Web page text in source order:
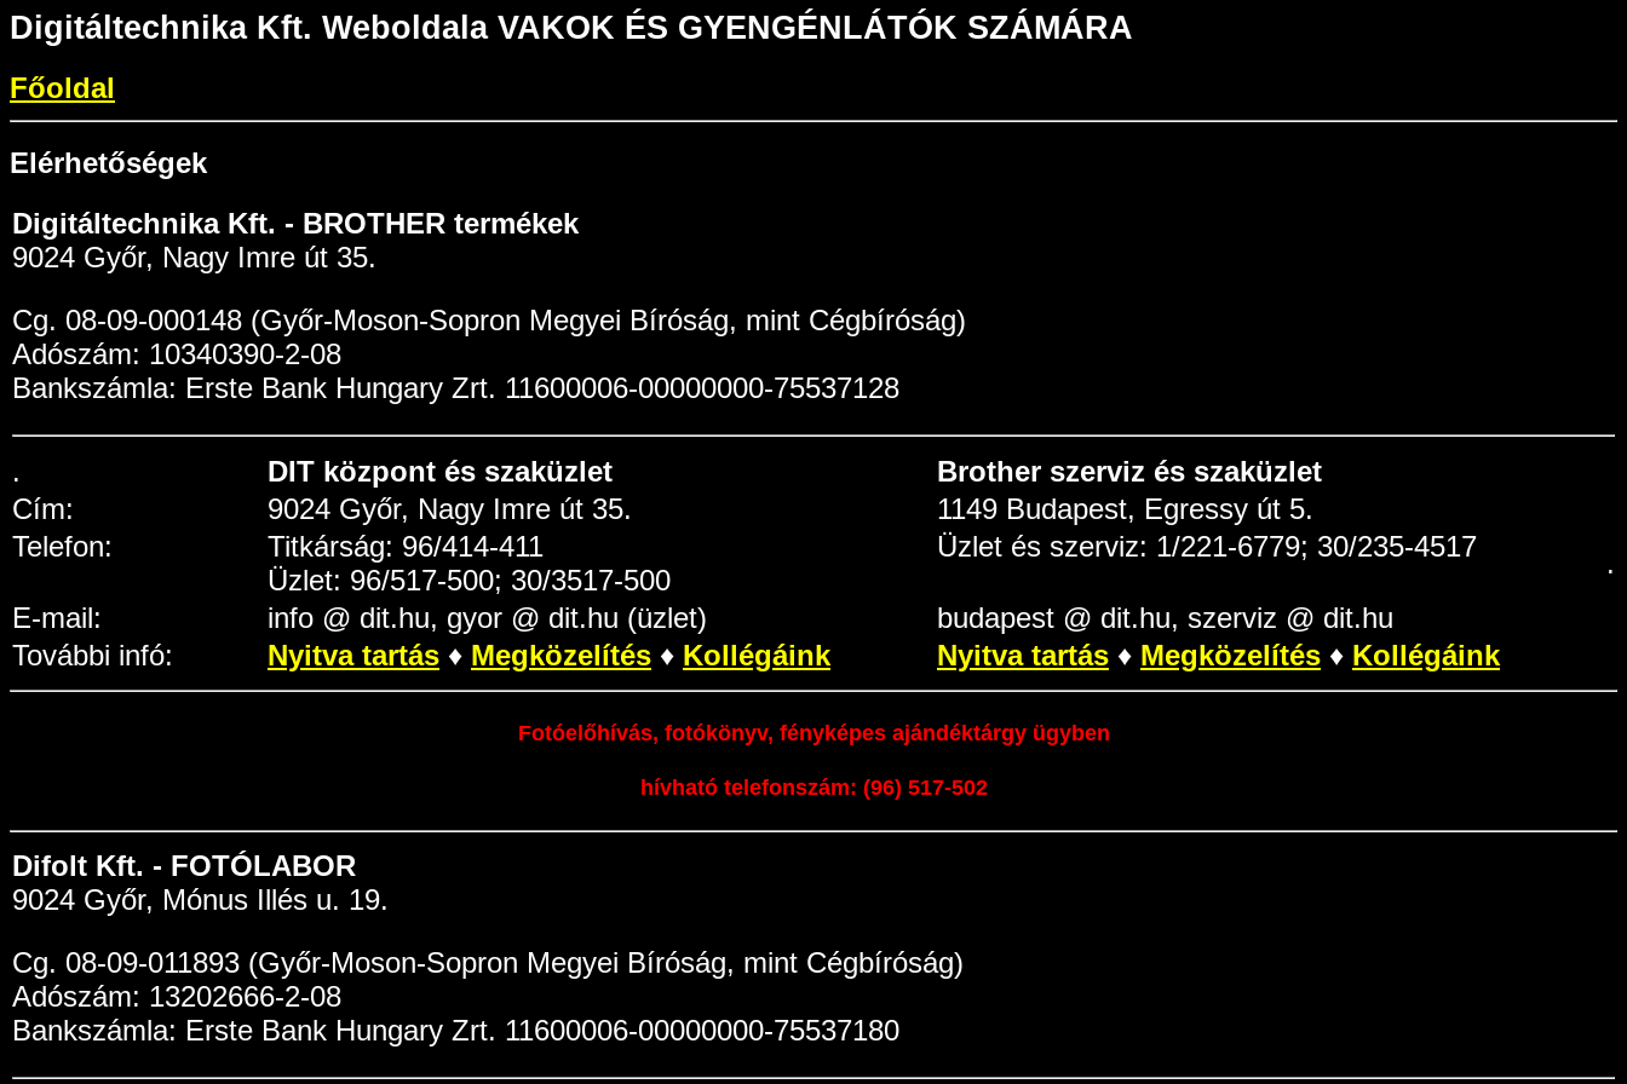
Digitáltechnika Kft. Weboldala VAKOK ÉS GYENGÉNLÁTÓK SZÁMÁRA
Főoldal
Elérhetőségek
Digitáltechnika Kft. - BROTHER termékek
9024 Győr, Nagy Imre út 35.
Cg. 08-09-000148 (Győr-Moson-Sopron Megyei Bíróság, mint Cégbíróság)
Adószám: 10340390-2-08
Bankszámla: Erste Bank Hungary Zrt. 11600006-00000000-75537128
. DIT központ és szaküzlet Brother szerviz és szaküzlet
.
Cím: 9024 Győr, Nagy Imre út 35.
1149 Budapest, Egressy út 5.
Telefon:
Titkárság: 96/414-411
Üzlet: 96/517-500; 30/3517-500
Üzlet és szerviz: 1/221-6779; 30/235-4517
E-mail: info @ dit.hu, gyor @ dit.hu (üzlet)
budapest @ dit.hu, szerviz @ dit.hu
További infó:
Nyitva tartás ♦ Megközelítés ♦ Kollégáink Nyitva tartás ♦ Megközelítés ♦ Kollégáink
Fotóelőhívás, fotókönyv, fényképes ajándéktárgy ügyben
hívható telefonszám: (96) 517-502
Difolt Kft. - FOTÓLABOR
9024 Győr, Mónus Illés u. 19.
Cg. 08-09-011893 (Győr-Moson-Sopron Megyei Bíróság, mint Cégbíróság)
Adószám: 13202666-2-08
Bankszámla: Erste Bank Hungary Zrt. 11600006-00000000-75537180